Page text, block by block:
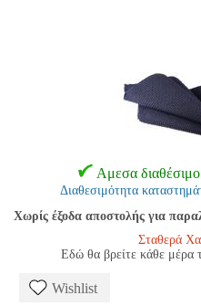
Αμεσα
Διαθεσιμότητα
Χωρίς έξοδα αποστολής για
Σταθερά
Εδώ θα βρείτε κάθε μέρα
Wishlist